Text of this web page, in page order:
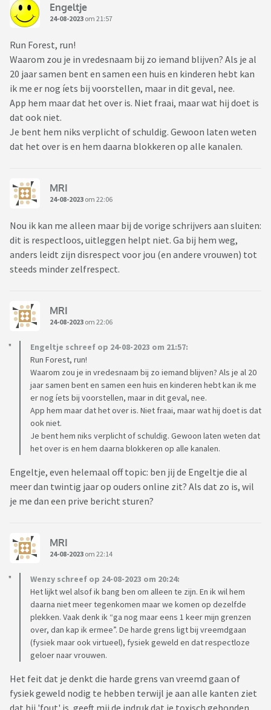
Engeltje
24-08-2023 om 21:57
Run Forest, run!
Waarom zou je in vredesnaam bij zo iemand blijven? Als je al
20 jaar samen bent en samen een huis en kinderen hebt kan
ik me er nog íets bij voorstellen, maar in dit geval, nee.
App hem maar dat het over is. Niet fraai, maar wat hij doet is
dat ook niet.
Je bent hem niks verplicht of schuldig. Gewoon laten weten
dat het over is en hem daarna blokkeren op alle kanalen.
MRI
24-08-2023 om 22:06
Nou ik kan me alleen maar bij de vorige schrijvers aan sluiten:
dit is respectloos, uitleggen helpt niet. Ga bij hem weg,
anders leidt zijn disrespect voor jou (en andere vrouwen) tot
steeds minder zelfrespect.
MRI
24-08-2023 om 22:06
Engeltje schreef op 24-08-2023 om 21:57:
Run Forest, run!
Waarom zou je in vredesnaam bij zo iemand blijven? Als je al 20
jaar samen bent en samen een huis en kinderen hebt kan ik me
er nog íets bij voorstellen, maar in dit geval, nee.
App hem maar dat het over is. Niet fraai, maar wat hij doet is dat
ook niet.
Je bent hem niks verplicht of schuldig. Gewoon laten weten dat
het over is en hem daarna blokkeren op alle kanalen.
Engeltje, even helemaal off topic: ben jij de Engeltje die al
meer dan twintig jaar op ouders online zit? Als dat zo is, wil
je me dan een prive bericht sturen?
MRI
24-08-2023 om 22:14
Wenzy schreef op 24-08-2023 om 20:24:
Het lijkt wel alsof ik bang ben om alleen te zijn. En ik wil hem
daarna niet meer tegenkomen maar we komen op dezelfde
plekken. Vaak denk ik “ga nog maar eens 1 keer mijn grenzen
over, dan kap ik ermee”. De harde grens ligt bij vreemdgaan
(fysiek maar ook virtueel), fysiek geweld en dat respectloze
geloer naar vrouwen.
Het feit dat je denkt die harde grens van vreemd gaan of
fysiek geweld nodig te hebben terwijl je aan alle kanten ziet